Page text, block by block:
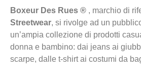
Boxeur Des Rues ® , marchio di
Streetwear, si rivolge ad un
un’ampia collezione di prodotti
donna e bambino: dai jeans ai
scarpe, dalle t-shirt ai costumi da